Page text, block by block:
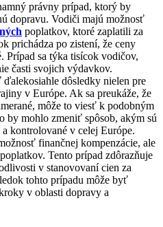
právny prípad, ktorý by
dopravu. Vodiči majú možnosť
poplatkov, ktoré zaplatili za
prichádza po zistení, že ceny
Prípad sa týka tisícok vodičov,
časti svojich výdavkov.
dôsledky nielen pre
v Európe. Ak sa preukáže, že
môže to viesť k podobným
by mohlo zmeniť spôsob, akým sú
kontrolované v celej Európe.
finančnej kompenzácie, ale
Tento prípad zdôrazňuje
v stanovovaní cien za
tohto prípadu môže byť
v oblasti dopravy a